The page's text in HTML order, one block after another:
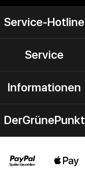
DerGrünePunkt
Service-Hotline
Service
Informationen